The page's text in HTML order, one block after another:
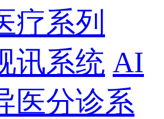
疗系列
讯系统 AI
医分诊系